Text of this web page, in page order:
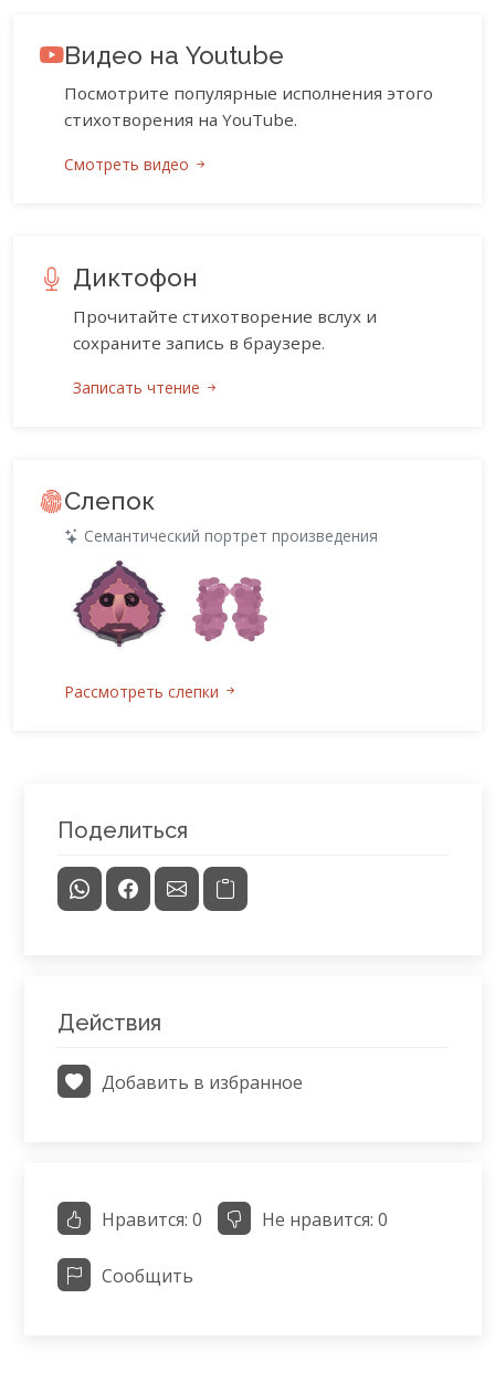
Видео на Youtube
Посмотрите популярные исполнения этого
стихотворения на YouTube.
Смотреть видео
Диктофон
Прочитайте стихотворение вслух и
сохраните запись в браузере.
Записать чтение
Слепок
Семантический портрет произведения
Рассмотреть слепки
Поделиться
Действия
Добавить в избранное
Нравится: 0 Не нравится: 0
Сообщить